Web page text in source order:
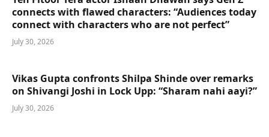
connects with flawed characters: “Audiences today
connect with characters who are not perfect”
July 30, 2026
Vikas Gupta confronts Shilpa Shinde over remarks
on Shivangi Joshi in Lock Upp: “Sharam nahi aayi?”
July 30, 2026